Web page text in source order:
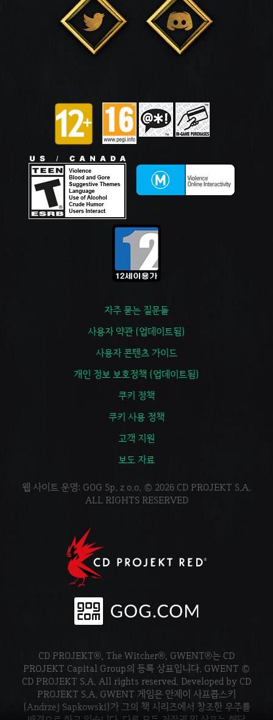
자주 묻는 질문들
사용자 약관 (업데이트됨)
사용자 콘텐츠 가이드
개인 정보 보호정책 (업데이트됨)
쿠키 정책
쿠키 사용 정책
고객 지원
보도 자료
웹 사이트 운영: GOG Sp. z o.o. © 2026 CD PROJEKT S.A.
ALL RIGHTS RESERVED
CD PROJEKT®, The Witcher®, GWENT®는 CD
PROJEKT Capital Group의 등록 상표입니다. GWENT ©
CD PROJEKT S.A. All rights reserved. Developed by CD
PROJEKT S.A. GWENT 게임은 안제이 사프콥스키
(Andrzej Sapkowski)가 그의 책 시리즈에서 창조한 우주를